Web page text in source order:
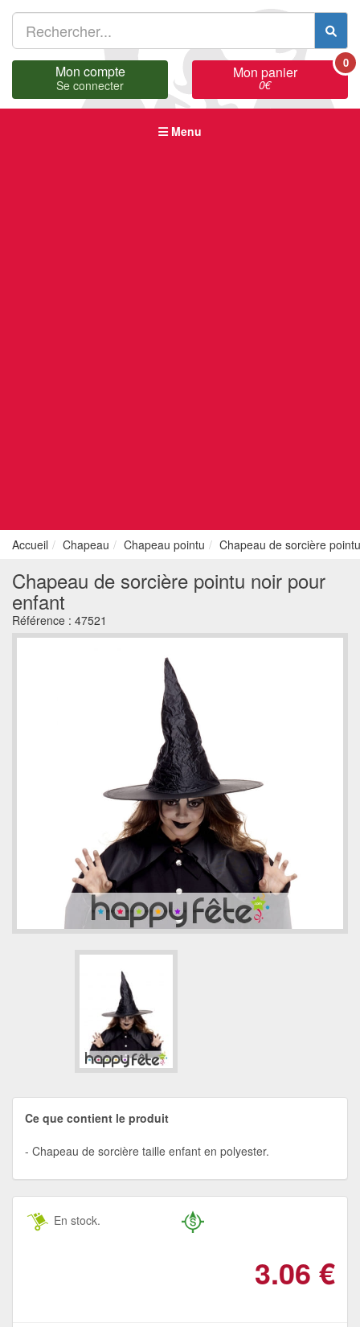
Mon compte
Se connecter
Mon panier
0€
0
Menu
Accueil Chapeau Chapeau pointu Chapeau de sorcière
Chapeau de sorcière pointu noir pour
enfant
Référence : 47521
Ce que contient le produit
Chapeau de sorcière taille enfant en polyester.
En stock.
3.06 €